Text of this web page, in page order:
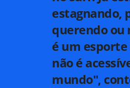
estagnando,
querendo ou
é um
não é
mundo",